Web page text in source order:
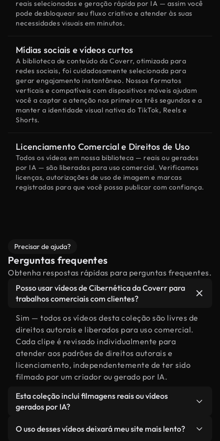
reais selecionadas e geração rápida por IA — assim você
pode desbloquear seu fluxo criativo e atender às suas
necessidades visuais em minutos.
Mídias sociais e vídeos curtos
A biblioteca de conteúdo da Coverr, otimizada para
redes sociais, foi cuidadosamente selecionada para
gerar engajamento instantâneo. Nossos formatos
verticais e compatíveis com dispositivos móveis ajudam
você a captar a atenção nos primeiros três segundos e a
manter a identidade visual nativa do TikTok, Reels e
Shorts.
Licenciamento Comercial e Direitos de Uso
Todos os vídeos em nossa biblioteca — reais ou gerados
por IA — são liberados para uso comercial. Verificamos
licenças, autorizações de uso de imagem e marcas
registradas para que você possa publicar com confiança.
Precisar de ajuda?
Perguntas frequentes
Obtenha respostas rápidas para perguntas frequentes.
Posso usar vídeos de Cibernética da Coverr para
trabalhos comerciais com clientes?
Sim — todos os vídeos desta coleção são livres de
direitos autorais e liberados para uso comercial.
Cada clipe é revisado individualmente para
atender aos padrões de direitos autorais e
licenciamento, independentemente de ter sido
filmado por um criador ou gerado por IA.
Esta coleção inclui filmagens reais ou vídeos
gerados por IA?
por filmagens reais, feitas por humanos,
O uso desses vídeos deixará meu site mais lento?